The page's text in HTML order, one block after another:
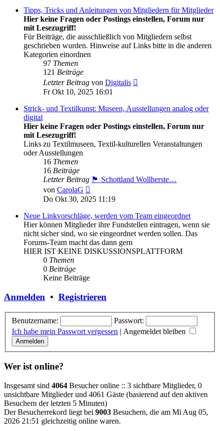
Tipps, Tricks und Anleitungen von Mitgliedern für Mitglieder
Hier keine Fragen oder Postings einstellen, Forum nur
mit Lesezugriff!
Für Beiträge, die ausschließlich von Mitgliedern selbst
geschrieben wurden. Hinweise auf Links bitte in die anderen
Kategorien einordnen
97 Themen
121 Beiträge
Letzter Beitrag von Digitalis
Fr Okt 10, 2025 16:01
Strick- und Textilkunst: Museen, Ausstellungen analog oder
digital
Hier keine Fragen oder Postings einstellen, Forum nur
mit Lesezugriff!
Links zu Textilmuseen, Textil-kulturellen Veranstaltungen
oder Ausstellungen
16 Themen
16 Beiträge
Letzter Beitrag 🏴󠁧󠁢󠁳󠁣󠁴󠁿 Schottland Wollherste…
von CarolaG
Beitrag
Do Okt 30, 2025 11:19
Neue Linkvorschläge, werden vom Team eingeordnet
Hier können Mitglieder ihre Fundstellen eintragen, wenn sie
nicht sicher sind, wo sie eingeordnet werden sollen. Das
Forums-Team macht das dann gern
HIER IST KEINE DISKUSSIONSPLATTFORM
0 Themen
0 Beiträge
Keine Beiträge
Anmelden • Registrieren
Benutzername:
Passwort:
Ich habe mein Passwort vergessen | Angemeldet bleiben
Wer ist online?
Insgesamt sind 4064 Besucher online :: 3 sichtbare Mitglieder, 0
unsichtbare Mitglieder und 4061 Gäste (basierend auf den aktiven
Besuchern der letzten 5 Minuten)
Der Besucherrekord liegt bei 9003 Besuchern, die am Mi Aug 05,
2026 21:51 gleichzeitig online waren.